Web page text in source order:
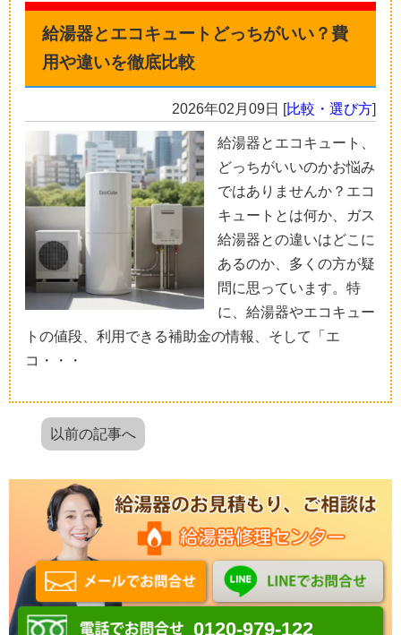
給湯器とエコキュートどっちがいい？費
用や違いを徹底比較
2026年02月09日 [比較・選び方]
給湯器とエコキュート、
どっちがいいのかお悩み
ではありませんか？エコ
キュートとは何か、ガス
給湯器との違いはどこに
あるのか、多くの方が疑
問に思っています。特
に、給湯器やエコキュー
トの値段、利用できる補助金の情報、そして「エ
コ・・・
以前の記事へ
0120-979-122